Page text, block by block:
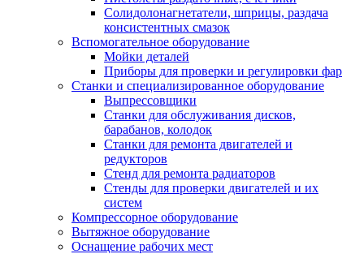
Солидолонагнетатели, шприцы, раздача
консистентных смазок
Вспомогательное оборудование
Мойки деталей
Приборы для проверки и регулировки фар
Станки и специализированное оборудование
Выпрессовщики
Станки для обслуживания дисков,
барабанов, колодок
Станки для ремонта двигателей и
редукторов
Стенд для ремонта радиаторов
Стенды для проверки двигателей и их
систем
Компрессорное оборудование
Вытяжное оборудование
Оснащение рабочих мест